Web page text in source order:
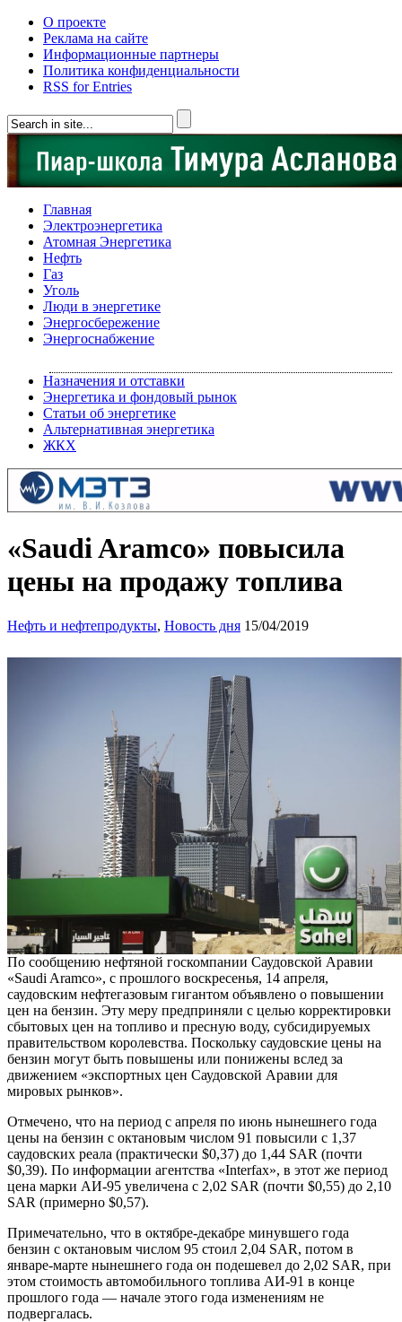
О проекте
Реклама на сайте
Информационные партнеры
Политика конфиденциальности
RSS for Entries
Главная
Электроэнергетика
Атомная Энергетика
Нефть
Газ
Уголь
Люди в энергетике
Энергосбережение
Энергоснабжение
Назначения и отставки
Энергетика и фондовый рынок
Статьи об энергетике
Альтернативная энергетика
ЖКХ
«Saudi Aramco» повысила
цены на продажу топлива
Нефть и нефтепродукты, Новость дня 15/04/2019
По сообщению нефтяной госкомпании Саудовской Аравии
«Saudi Aramco», с прошлого воскресенья, 14 апреля,
саудовским нефтегазовым гигантом объявлено о повышении
цен на бензин. Эту меру предприняли с целью корректировки
сбытовых цен на топливо и пресную воду, субсидируемых
правительством королевства. Поскольку саудовские цены на
бензин могут быть повышены или понижены вслед за
движением «экспортных цен Саудовской Аравии для
мировых рынков».
Отмечено, что на период с апреля по июнь нынешнего года
цены на бензин с октановым числом 91 повысили с 1,37
саудовских реала (практически $0,37) до 1,44 SAR (почти
$0,39). По информации агентства «Interfax», в этот же период
цена марки АИ-95 увеличена с 2,02 SAR (почти $0,55) до 2,10
SAR (примерно $0,57).
Примечательно, что в октябре-декабре минувшего года
бензин с октановым числом 95 стоил 2,04 SAR, потом в
январе-марте нынешнего года он подешевел до 2,02 SAR, при
этом стоимость автомобильного топлива АИ-91 в конце
прошлого года — начале этого года изменениям не
подвергалась.